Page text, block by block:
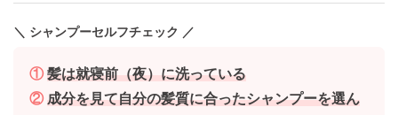
＼ シャンプーセルフチェック ／
① 髪は就寝前（夜）に洗っている
② 成分を見て自分の髪質に合ったシャンプーを選ん